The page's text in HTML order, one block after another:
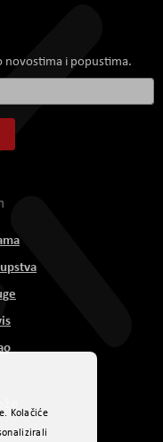
novostima i popustima.
Kolačiće